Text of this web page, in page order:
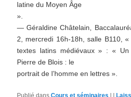
latine du Moyen Âge
».
— Géraldine Châtelain,
2, mercredi 16h-18h, salle B110,
textes latins médiévaux » : « Un
Pierre de Blois : le
portrait de l’homme en lettres ».
Publié dans Cours et séminaires